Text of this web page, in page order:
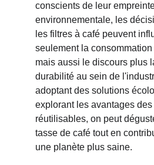
conscients de leur
environnementale, les
les filtres à café peuvent
seulement la
mais aussi le discours plus
durabilité au sein de
adoptant des solutions
explorant les avantages des
réutilisables, on peut
tasse de café tout en
une planète plus saine.